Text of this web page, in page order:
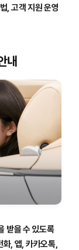
, 고객 지원 운영
내
받을 수 있도록
화, 앱, 카카오톡,